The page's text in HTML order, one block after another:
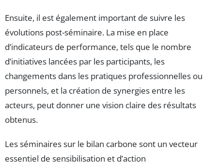
Ensuite, il est également important de suivre les
évolutions post-séminaire. La mise en place
d’indicateurs de performance, tels que le nombre
d’initiatives lancées par les participants, les
changements dans les pratiques professionnelles ou
personnels, et la création de synergies entre les
acteurs, peut donner une vision claire des résultats
obtenus.
Les séminaires sur le bilan carbone sont un vecteur
essentiel de sensibilisation et d’action